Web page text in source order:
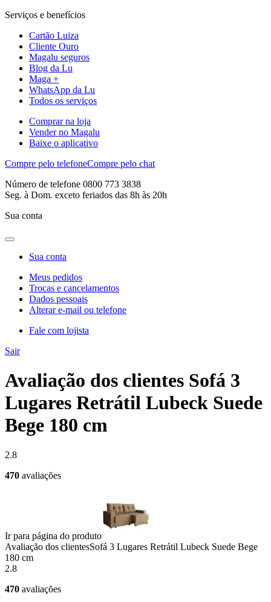
Serviços e benefícios
Cartão Luiza
Cliente Ouro
Magalu seguros
Blog da Lu
Maga +
WhatsApp da Lu
Todos os serviços
Comprar na loja
Vender no Magalu
Baixe o aplicativo
Compre pelo telefoneCompre pelo chat
Número de telefone 0800 773 3838
Seg. à Dom. exceto feriados das 8h às 20h
Sua conta
Sua conta
Meus pedidos
Trocas e cancelamentos
Dados pessoais
Alterar e-mail ou telefone
Fale com lojista
Sair
Avaliação dos clientes Sofá 3
Lugares Retrátil Lubeck Suede
Bege 180 cm
2.8
470 avaliações
Ir para página do produto
Avaliação dos clientesSofá 3 Lugares Retrátil Lubeck Suede Bege
180 cm
2.8
470 avaliações